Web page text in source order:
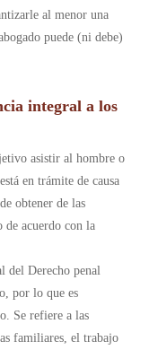
al menor una
puede (ni debe)
integral a los
asistir al hombre o
en trámite de causa
obtener de las
de acuerdo con la
del Derecho penal
por lo que es
Se refiere a las
familiares, el trabajo